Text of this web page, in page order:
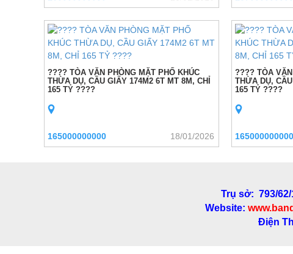
???? TÒA VĂN PHÒNG MẶT PHỐ KHÚC
THỪA DỤ, CẦU GIẤY 174M2 6T MT 8M, CHỈ
165 TỶ ????
165000000000 18/01/2026
???? TÒA
THỪA DỤ,
165 TỶ ????
165000000000
Trụ sở: 793/62/
Website:
Điện